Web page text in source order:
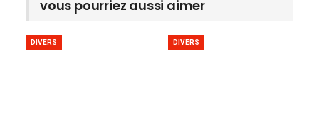
vous pourriez aussi aimer
DIVERS DIVERS